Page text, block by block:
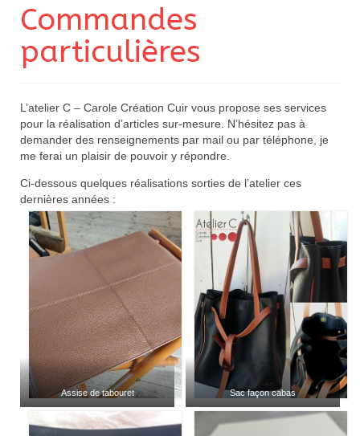
Collection
Commandes particulières
Pour acheter
Contact
Commandes
particulières
L’atelier C – Carole Création Cuir vous propose ses services
pour la réalisation d’articles sur-mesure. N’hésitez pas à
demander des renseignements par mail ou par téléphone, je
me ferai un plaisir de pouvoir y répondre.
Ci-dessous quelques réalisations sorties de l’atelier ces
dernières années :
Assise de tabouret Sac façon cabas